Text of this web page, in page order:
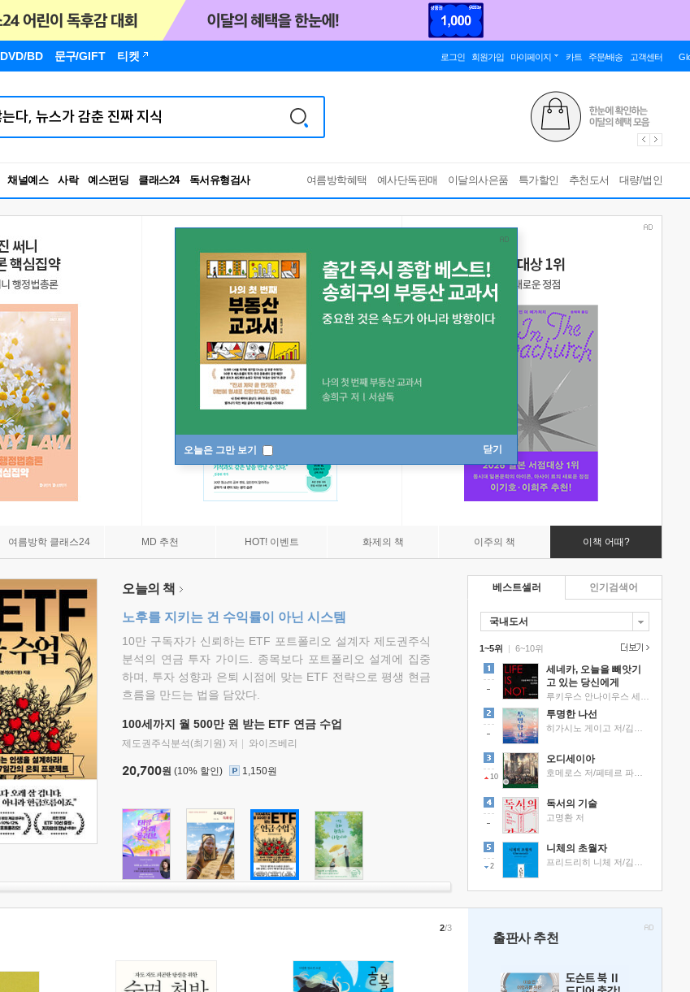
DVD/BD 문구/GIFT 티켓 로그인 회원가입 마이페이지 카트 주문/배송 고객센터
채널예스 사락 예스펀딩 클래스24
RBTI Lab
독서유형검사
여름방학혜택 예사단독판매 이달의사은품 특가할인 추천도서 대량/법인
오늘은 그만 보기 닫기
여름방학 클래스24 MD 추천 HOT! 이벤트 화제의 책 이주의 책 이책 어때?
오늘의 책
노후를 지키는 건 수익률이 아닌 시스템
10만 구독자가 신뢰하는 ETF 포트폴리오 설계자 제도권주식
분석의 연금 투자 가이드. 종목보다 포트폴리오 설계에 집중
하며, 투자 성향과 은퇴 시점에 맞는 ETF 전략으로 평생 현금
흐름을 만드는 법을 담았다.
100세까지 월 500만 원 받는 ETF 연금 수업
제도권주식분석(최기원) 저 와이즈베리
20,700원 (10% 할인) 1,150원
베스트셀러
국내도서
1~5위 |
세네카, 오늘을 빼앗기
고 있는 당신에게
투명한 나선
10
오디세이아
독서의 기술
고명환 저
2
니체의 초월자
6~10위
인기검색어
2/3
출판사 추천